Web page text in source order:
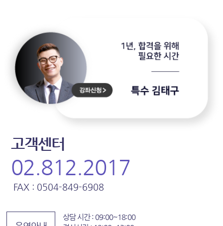
고객센터
02.812.2017
FAX : 0504-849-6908
상담 시간 : 09:00~18:00